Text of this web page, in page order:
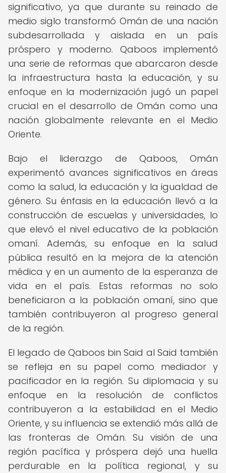
significativo, ya que durante su reinado de
medio siglo transformó Omán de una nación
subdesarrollada y aislada en un país
próspero y moderno. Qaboos implementó
una serie de reformas que abarcaron desde
la infraestructura hasta la educación, y su
enfoque en la modernización jugó un papel
crucial en el desarrollo de Omán como una
nación globalmente relevante en el Medio
Oriente.
Bajo el liderazgo de Qaboos, Omán
experimentó avances significativos en áreas
como la salud, la educación y la igualdad de
género. Su énfasis en la educación llevó a la
construcción de escuelas y universidades, lo
que elevó el nivel educativo de la población
omaní. Además, su enfoque en la salud
pública resultó en la mejora de la atención
médica y en un aumento de la esperanza de
vida en el país. Estas reformas no solo
beneficiaron a la población omaní, sino que
también contribuyeron al progreso general
de la región.
El legado de Qaboos bin Said al Said también
se refleja en su papel como mediador y
pacificador en la región. Su diplomacia y su
enfoque en la resolución de conflictos
contribuyeron a la estabilidad en el Medio
Oriente, y su influencia se extendió más allá de
las fronteras de Omán. Su visión de una
región pacífica y próspera dejó una huella
perdurable en la política regional, y su